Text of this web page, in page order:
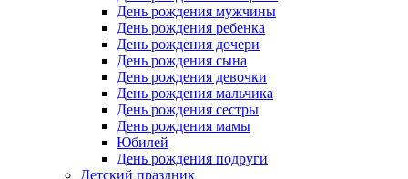
День рождения мужчины
День рождения ребенка
День рождения дочери
День рождения сына
День рождения девочки
День рождения мальчика
День рождения сестры
День рождения мамы
Юбилей
День рождения подруги
Детский праздник